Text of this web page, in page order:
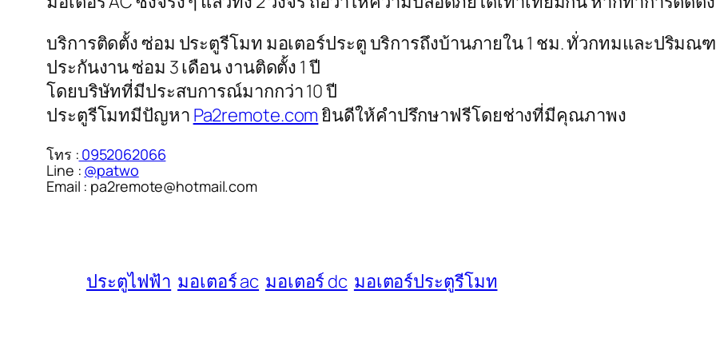
บริการติดตั้ง ซ่อม ประตูรีโมท มอเตอร์ประตู บริการถึงบ้านภายใน 1 ชม. ทั่วกทมและปริมณ
ประกันงาน ซ่อม 3 เดือน งานติดตั้ง 1 ปี
โดยบริษัทที่มีประสบการณ์มากกว่า 10 ปี
ประตูรีโมทมีปัญหา Pa2remote.com ยินดีให้คำปรึกษาฟรีโดยช่างที่มีคุณภาพง
โทร : 0952062066
Line : @patwo
Email : pa2remote@hotmail.com
ประตูไฟฟ้า มอเตอร์ ac มอเตอร์ dc มอเตอร์ประตูรีโมท